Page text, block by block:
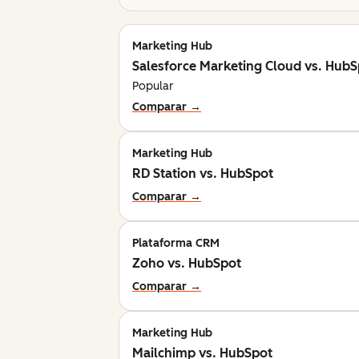
Marketing Hub
Salesforce Marketing Cloud vs.
Popular
Comparar →
Marketing Hub
RD Station vs. HubSpot
Comparar →
Plataforma CRM
Zoho vs. HubSpot
Comparar →
Marketing Hub
Mailchimp vs. HubSpot